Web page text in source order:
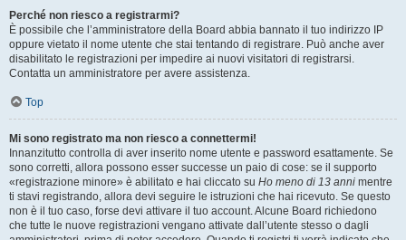
Perché non riesco a registrarmi?
È possibile che l’amministratore della Board abbia bannato il tuo indirizzo IP
oppure vietato il nome utente che stai tentando di registrare. Può anche aver
disabilitato le registrazioni per impedire ai nuovi visitatori di registrarsi.
Contatta un amministratore per avere assistenza.
Top
Mi sono registrato ma non riesco a connettermi!
Innanzitutto controlla di aver inserito nome utente e password esattamente. Se
sono corretti, allora possono esser successe un paio di cose: se il supporto
«registrazione minore» è abilitato e hai cliccato su Ho meno di 13 anni mentre
ti stavi registrando, allora devi seguire le istruzioni che hai ricevuto. Se questo
non è il tuo caso, forse devi attivare il tuo account. Alcune Board richiedono
che tutte le nuove registrazioni vengano attivate dall’utente stesso o dagli